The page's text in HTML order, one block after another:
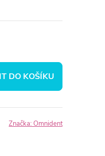
DO KOŠÍKU
Značka: Omnident